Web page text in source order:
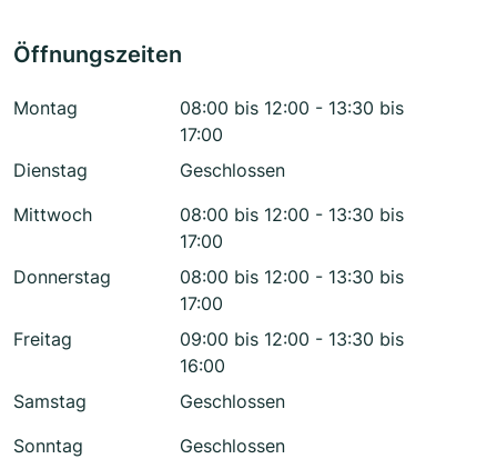
Öffnungszeiten
Montag
08:00 bis 12:00 - 13:30 bis
17:00
Dienstag
Geschlossen
Mittwoch
08:00 bis 12:00 - 13:30 bis
17:00
Donnerstag
08:00 bis 12:00 - 13:30 bis
17:00
Freitag
09:00 bis 12:00 - 13:30 bis
16:00
Samstag
Geschlossen
Sonntag
Geschlossen